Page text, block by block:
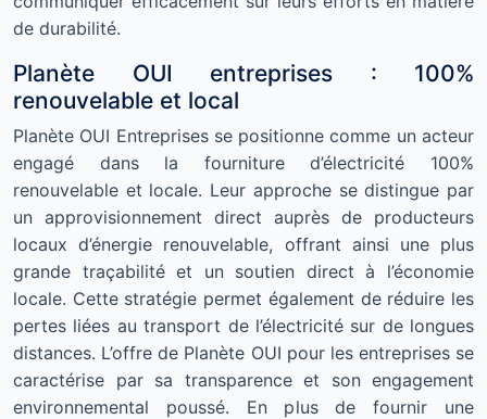
de durabilité.
Planète OUI entreprises : 100%
renouvelable et local
Planète OUI Entreprises se positionne comme un acteur
engagé dans la fourniture d’électricité 100%
renouvelable et locale. Leur approche se distingue par
un approvisionnement direct auprès de producteurs
locaux d’énergie renouvelable, offrant ainsi une plus
grande traçabilité et un soutien direct à l’économie
locale. Cette stratégie permet également de réduire les
pertes liées au transport de l’électricité sur de longues
distances. L’offre de Planète OUI pour les entreprises se
caractérise par sa transparence et son engagement
environnemental poussé. En plus de fournir une